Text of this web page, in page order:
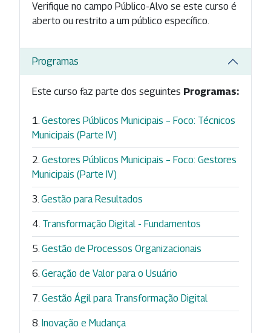
Verifique no campo Público-Alvo se este curso é
aberto ou restrito a um público específico.
Programas
Este curso faz parte dos seguintes Programas:
Gestores Públicos Municipais – Foco: Técnicos
Municipais (Parte IV)
Gestores Públicos Municipais – Foco: Gestores
Municipais (Parte IV)
Gestão para Resultados
Transformação Digital - Fundamentos
Gestão de Processos Organizacionais
Geração de Valor para o Usuário
Gestão Ágil para Transformação Digital
Inovação e Mudança